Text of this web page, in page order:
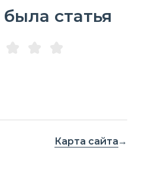
статья
Карта сайта